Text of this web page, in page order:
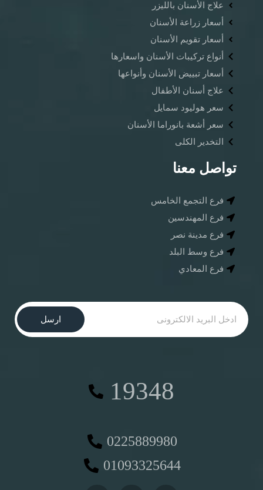
علاج الأسنان بالليزر
أسعار زراعة الأسنان
أسعار تقويم الأسنان
أنواع تركيبات الأسنان واسعارها
أسعار تبييض الأسنان وأنواعها
علاج أسنان الأطفال
سعر هوليود سمايل
سعر أشعة بانوراما الأسنان ​
التخدير الكلى
تواصل معنا
فرع التجمع الخامس
فرع المهندسين
فرع مدينة نصر
فرع وسط البلد
فرع المعادي
ارسل
19348
0225889980
01093325644